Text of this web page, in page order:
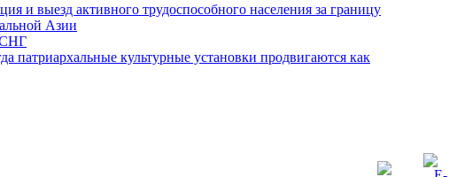
и выезд активного трудоспособного населения за границу
Азии
СНГ
патриархальные культурные установки продвигаются как